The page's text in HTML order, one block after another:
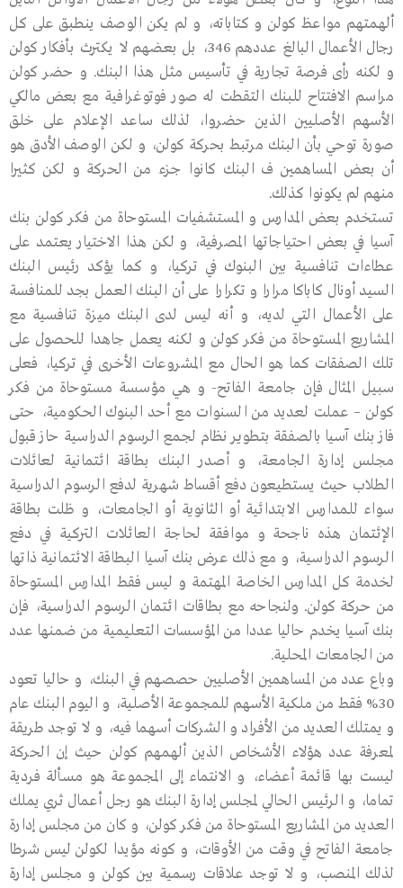
ألهمتهم مواعظ كولن و كتاباته، و لم يكن الوصف ينطبق على كل
رجال الأعمال البالغ عددهم 346، بل بعضهم لا يكترث بأفكار كولن
و لكنه رأى فرصة تجارية في تأسيس مثل هذا البنك. و حضر كولن
مراسم الافتتاح للبنك التقطت له صور فوتوغرافية مع بعض مالكي
الأسهم الأصليين الذين حضروا، لذلك ساعد الإعلام على خلق
صورة توحي بأن البنك مرتبط بحركة كولن، و لكن الوصف الأدق هو
أن بعض المساهمين ف البنك كانوا جزء من الحركة و لكن كثيرا
منهم لم يكونوا كذلك.
تستخدم بعض المدارس و المستشفيات المستوحاة من فكر كولن بنك
آسيا في بعض احتياجاتها المصرفية، و لكن هذا الاختيار يعتمد على
عطاءات تنافسية بين البنوك في تركيا، و كما يؤكد رئيس البنك
السيد أونال كاباكا مرارا و تكرارا على أن البنك العمل بجد للمنافسة
على الأعمال التي لديه، و أنه ليس لدى البنك ميزة تنافسية مع
المشاريع المستوحاة من فكر كولن و لكنه يعمل جاهدا للحصول على
تلك الصفقات كما هو الحال مع المشروعات الأخرى في تركيا، فعلى
سبيل المثال فإن جامعة الفاتح- و هي مؤسسة مستوحاة من فكر
كولن – عملت لعديد من السنوات مع أحد البنوك الحكومية، حتى
فاز بنك آسيا بالصفقة بتطوير نظام لجمع الرسوم الدراسية حاز قبول
مجلس إدارة الجامعة، و أصدر البنك بطاقة ائتمانية لعائلات
الطلاب حيث يستطيعون دفع أقساط شهرية لدفع الرسوم الدراسية
سواء للمدارس الابتدائية أو الثانوية أو الجامعات، و ظلت بطاقة
الإئتمان هذه ناجحة و موافقة لحاجة العائلات التركية في دفع
الرسوم الدراسية، و مع ذلك عرض بنك آسيا البطاقة الائتمانية ذاتها
لخدمة كل المدارس الخاصة المهتمة و ليس فقط المدارس المستوحاة
من حركة كولن. ولنجاحه مع بطاقات ائتمان الرسوم الدراسية، فإن
بنك آسيا يخدم حاليا عددا من المؤسسات التعليمية من ضمنها عدد
من الجامعات المحلية.
وباع عدد من المساهمين الأصليين حصصهم في البنك، و حاليا تعود
30% فقط من ملكية الأسهم للمجموعة الأصلية، و اليوم البنك عام
و يمتلك العديد من الأفراد و الشركات أسهما فيه، و لا توجد طريقة
لمعرفة عدد هؤلاء الأشخاص الذين ألهمهم كولن حيث إن الحركة
ليست بها قائمة أعضاء، و الانتماء إلى المجموعة هو مسألة فردية
تماما، و الرئيس الحالي لمجلس إدارة البنك هو رجل أعمال ثري يملك
العديد من المشاريع المستوحاة من فكر كولن، و كان من مجلس إدارة
جامعة الفاتح في وقت من الأوقات، و كونه مؤيدا لكولن ليس شرطا
لذلك المنصب، و لا توجد علاقات رسمية بين كولن و مجلس إدارة